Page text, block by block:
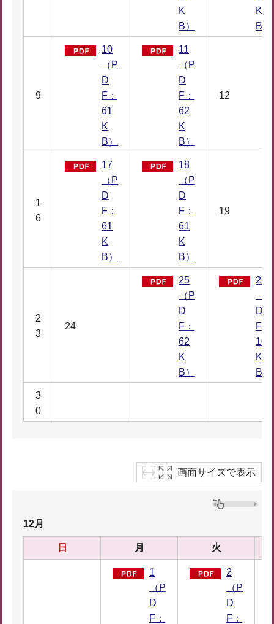
K
B）
K
B）
9
10
（P
D
F：
61
K
B）
11
（P
D
F：
62
K
B）
12
1
6
17
（P
D
F：
61
K
B）
18
（P
D
F：
61
K
B）
19
2
3
24
25
（P
D
F：
62
K
B）
26
D
F：
102
K
B）
3
0
画面サイズで表示
12月
日 月 火
1
（P
D
F：
2
（P
D
F：